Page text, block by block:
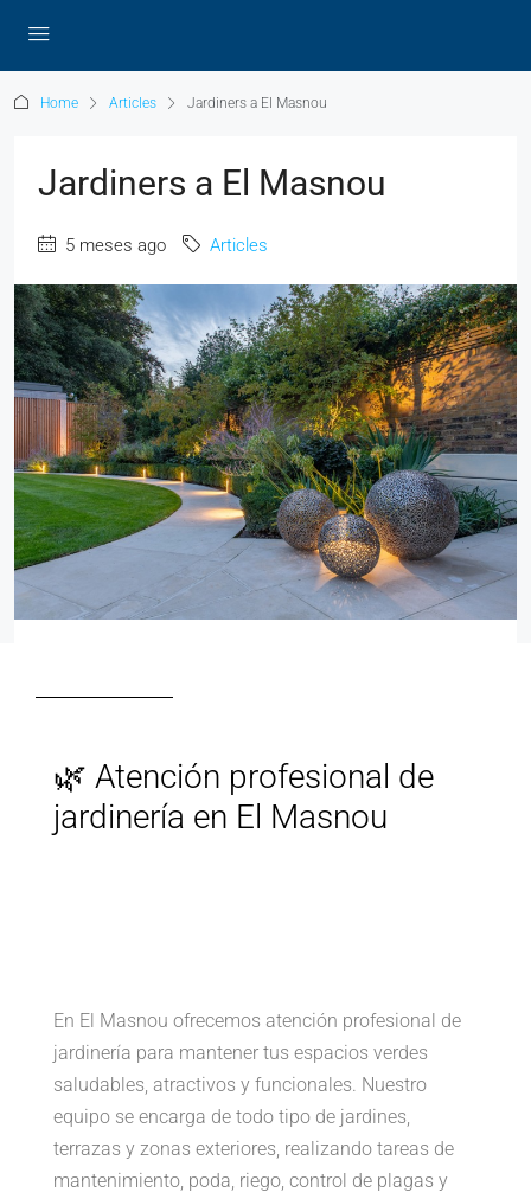
Home Articles Jardiners a El Masnou
Jardiners a El Masnou
5 meses ago Articles
🌿 Atención profesional de
jardinería en El Masnou
En El Masnou ofrecemos atención profesional de
jardinería para mantener tus espacios verdes
saludables, atractivos y funcionales. Nuestro
equipo se encarga de todo tipo de jardines,
terrazas y zonas exteriores, realizando tareas de
mantenimiento, poda, riego, control de plagas y